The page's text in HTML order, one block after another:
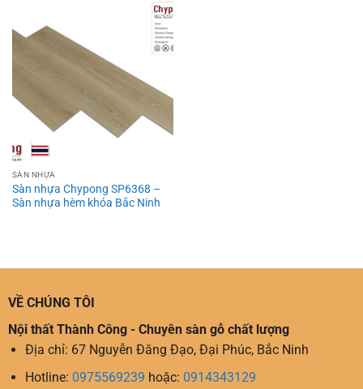
SÀN NHỰA
Sàn nhựa Chypong SP6368 –
Sàn nhựa hèm khóa Bắc Ninh
VỀ CHÚNG TÔI
Nội thất Thành Công - Chuyên sàn gỗ chất lượng
Địa chỉ: 67 Nguyễn Đăng Đạo, Đại Phúc, Bắc Ninh
Hotline: 0975569239 hoặc: 0914343129